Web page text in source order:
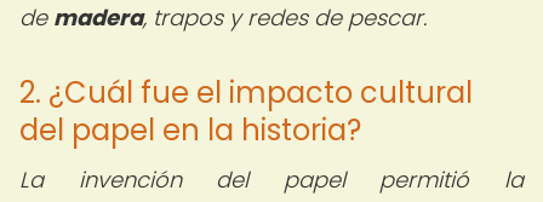
de madera, trapos y redes de pescar.
2. ¿Cuál fue el impacto cultural
del papel en la historia?
La invención del papel permitió la